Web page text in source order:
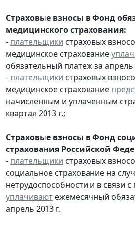
Страховые взносы в Фонд
медицинского страхования:
- плательщики страховых
медицинское страхование
обязательный платеж за апрель
- плательщики страховых
медицинское страхование
начисленным и уплаченным
квартал 2013 г.;
Страховые взносы в Фонд
страхования Российской
- плательщики страховых
социальное страхование на
нетрудоспособности и в связи
уплачивают ежемесячный
апрель 2013 г.